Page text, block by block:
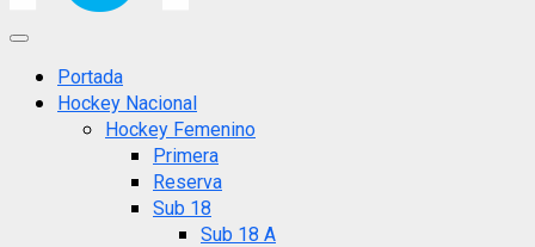
Menú
principalPortada
Hockey Nacional
Hockey Femenino
Primera
Reserva
Sub 18
Sub 18 A